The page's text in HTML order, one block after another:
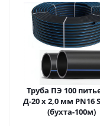
Труба ПЭ 100
Д-20 х 2,0 мм PN16 SDR11
(бухта-100м)